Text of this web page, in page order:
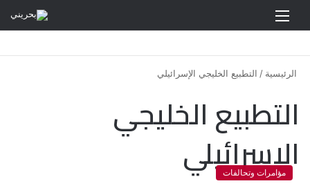
الرئيسية / التطبيع الخليجي الإسرائيلي
التطبيع الخليجي
الإسرائيلي
مؤامرات وتحالفات